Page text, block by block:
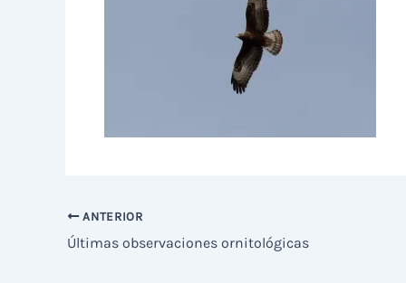
ANTERIOR
Últimas observaciones ornitológicas